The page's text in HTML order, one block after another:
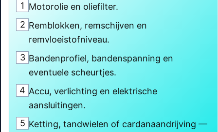
1 Motorolie en oliefilter.
2 Remblokken, remschijven en
remvloeistofniveau.
3 Bandenprofiel, bandenspanning en
eventuele scheurtjes.
4 Accu, verlichting en elektrische
aansluitingen.
5 Ketting, tandwielen of cardanaandrijving —